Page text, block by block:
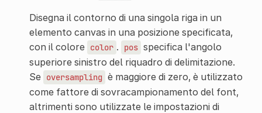
Disegna il contorno di una singola riga in un
elemento canvas in una posizione specificata,
con il colore color . pos specifica l'angolo
superiore sinistro del riquadro di delimitazione.
Se oversampling è maggiore di zero, è utilizzato
come fattore di sovracampionamento del font,
altrimenti sono utilizzate le impostazioni di